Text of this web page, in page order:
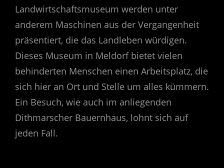
Landwirtschaftsmuseum werden unter
anderem Maschinen aus der Vergangenheit
präsentiert, die das Landleben würdigen.
Dieses Museum in Meldorf bietet vielen
behinderten Menschen einen Arbeitsplatz, die
sich hier an Ort und Stelle um alles kümmern.
Ein Besuch, wie auch im anliegenden
Dithmarscher Bauernhaus, lohnt sich auf
jeden Fall.